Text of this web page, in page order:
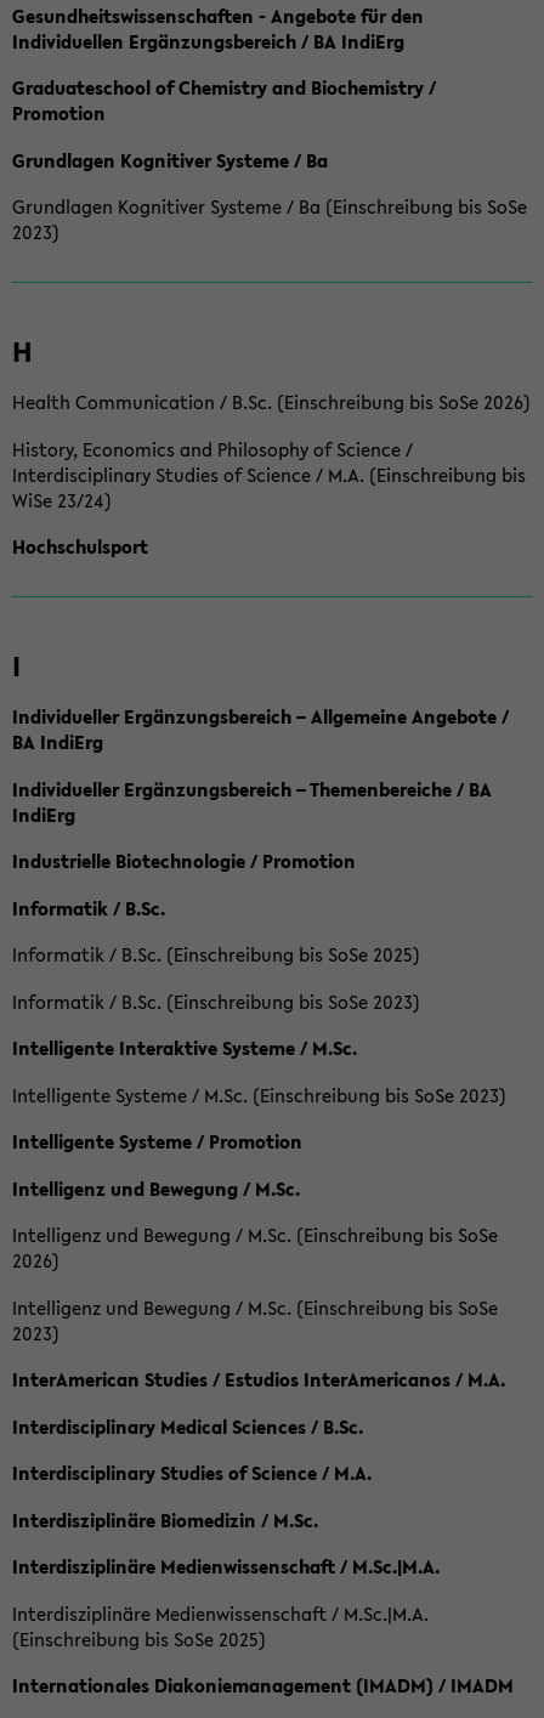
Gesundheitswissenschaften - Angebote für den
Individuellen Ergänzungsbereich / BA IndiErg
Graduateschool of Chemistry and Biochemistry /
Promotion
Grundlagen Kognitiver Systeme / Ba
Grundlagen Kognitiver Systeme / Ba (Einschreibung bis SoSe
2023)
H
Health Communication / B.Sc. (Einschreibung bis SoSe 2026)
History, Economics and Philosophy of Science /
Interdisciplinary Studies of Science / M.A. (Einschreibung bis
WiSe 23/24)
Hochschulsport
I
Individueller Ergänzungsbereich – Allgemeine Angebote /
BA IndiErg
Individueller Ergänzungsbereich – Themenbereiche / BA
IndiErg
Industrielle Biotechnologie / Promotion
Informatik / B.Sc.
Informatik / B.Sc. (Einschreibung bis SoSe 2025)
Informatik / B.Sc. (Einschreibung bis SoSe 2023)
Intelligente Interaktive Systeme / M.Sc.
Intelligente Systeme / M.Sc. (Einschreibung bis SoSe 2023)
Intelligente Systeme / Promotion
Intelligenz und Bewegung / M.Sc.
Intelligenz und Bewegung / M.Sc. (Einschreibung bis SoSe
2026)
Intelligenz und Bewegung / M.Sc. (Einschreibung bis SoSe
2023)
InterAmerican Studies / Estudios InterAmericanos / M.A.
Interdisciplinary Medical Sciences / B.Sc.
Interdisciplinary Studies of Science / M.A.
Interdisziplinäre Biomedizin / M.Sc.
Interdisziplinäre Medienwissenschaft / M.Sc.|M.A.
Interdisziplinäre Medienwissenschaft / M.Sc.|M.A.
(Einschreibung bis SoSe 2025)
Internationales Diakoniemanagement (IMADM) / IMADM